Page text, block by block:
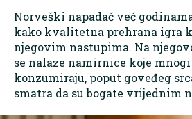
Norveški napadač već
kako kvalitetna prehrana igra
njegovim nastupima. Na
se nalaze namirnice koje
konzumiraju, poput goveđeg
smatra da su bogate vrijednim